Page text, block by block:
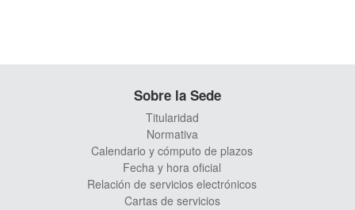
Sobre la Sede
Titularidad
Normativa
Calendario y cómputo de plazos
Fecha y hora oficial
Relación de servicios electrónicos
Cartas de servicios